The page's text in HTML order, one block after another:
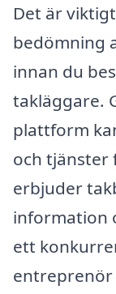
Det är
bedömning
innan du
takläggare.
plattform
och tjänster
erbjuder
information
ett
entreprenör